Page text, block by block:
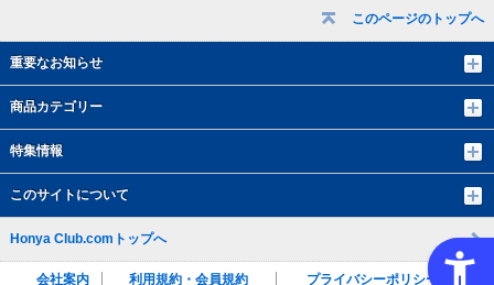
このページのトップへ
重要なお知らせ
商品カテゴリー
特集情報
このサイトについて
Honya Club.comトップへ
会社案内 利用規約・会員規約 プライバシーポリシー